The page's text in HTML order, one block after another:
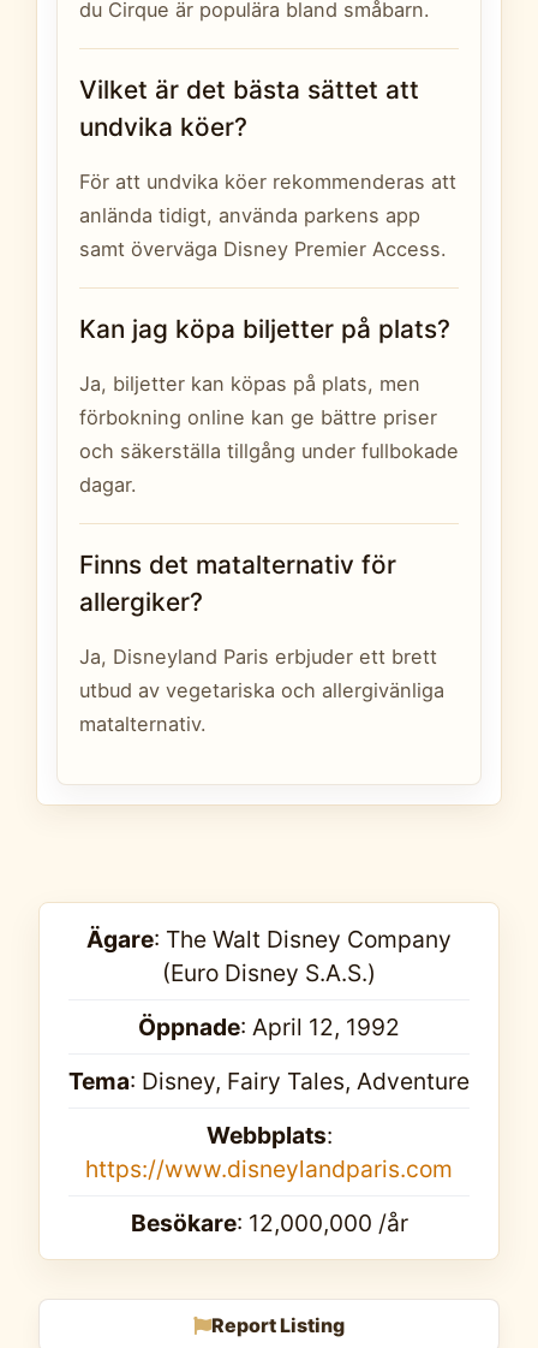
du Cirque är populära bland småbarn.
Vilket är det bästa sättet att
undvika köer?
För att undvika köer rekommenderas att
anlända tidigt, använda parkens app
samt överväga Disney Premier Access.
Kan jag köpa biljetter på plats?
Ja, biljetter kan köpas på plats, men
förbokning online kan ge bättre priser
och säkerställa tillgång under fullbokade
dagar.
Finns det matalternativ för
allergiker?
Ja, Disneyland Paris erbjuder ett brett
utbud av vegetariska och allergivänliga
matalternativ.
Ägare: The Walt Disney Company
(Euro Disney S.A.S.)
Öppnade: April 12, 1992
Tema: Disney, Fairy Tales, Adventure
Webbplats:
https://www.disneylandparis.com
Besökare: 12,000,000 /år
Report Listing